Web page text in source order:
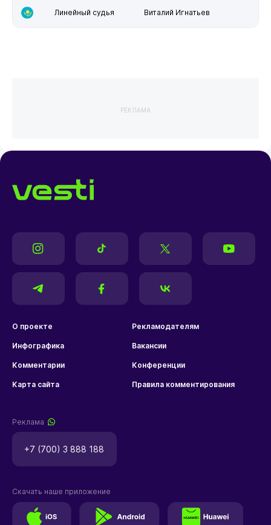
Линейный судья Виталий Игнатьев
РЕКЛАМА
О проекте Рекламодателям
Инфографика Вакансии
Комментарии Конференции
Карта сайта Правила комментирования
Реклама
+7 (700) 3 888 188
Скачать наше приложение